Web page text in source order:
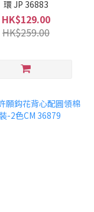
環 JP 36883
HK$129.00
HK$259.00